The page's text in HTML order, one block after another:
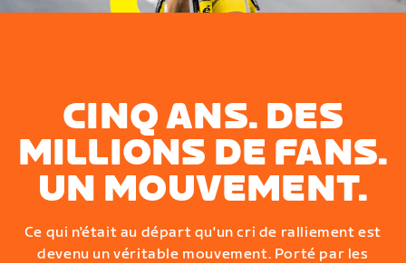
CINQ ANS. DES
MILLIONS DE FANS.
UN MOUVEMENT.
Ce qui n'était au départ qu'un cri de ralliement est
devenu un véritable mouvement. Porté par les